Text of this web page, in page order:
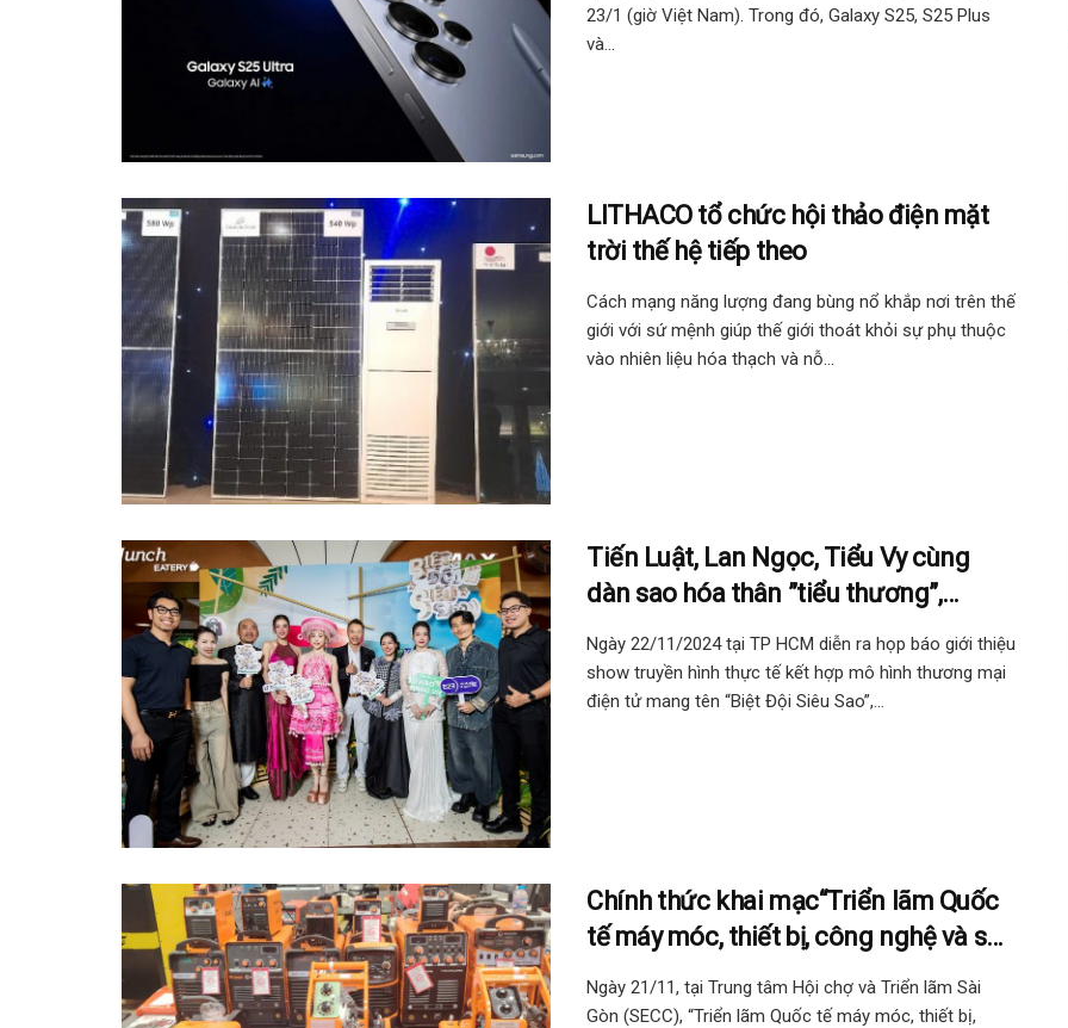
23/1 (giờ Việt Nam). Trong đó, Galaxy S25, S25 Plus
và...
LITHACO tổ chức hội thảo điện mặt
trời thế hệ tiếp theo
Cách mạng năng lượng đang bùng nổ khắp nơi trên thế
giới với sứ mệnh giúp thế giới thoát khỏi sự phụ thuộc
vào nhiên liệu hóa thạch và nỗ...
Tiến Luật, Lan Ngọc, Tiểu Vy cùng
dàn sao hóa thân ”tiểu thương”,
quảng bá văn hóa và nông sản Việt
qua “Biệt Đội Siêu Sao”
Ngày 22/11/2024 tại TP HCM diễn ra họp báo giới thiệu
show truyền hình thực tế kết hợp mô hình thương mại
điện tử mang tên “Biệt Đội Siêu Sao”,...
Chính thức khai mạc“Triển lãm Quốc
tế máy móc, thiết bị, công nghệ và sản
phẩm công nghiệp – VINAMAC EXPO
2024”
Ngày 21/11, tại Trung tâm Hội chợ và Triển lãm Sài
Gòn (SECC), “Triển lãm Quốc tế máy móc, thiết bị,